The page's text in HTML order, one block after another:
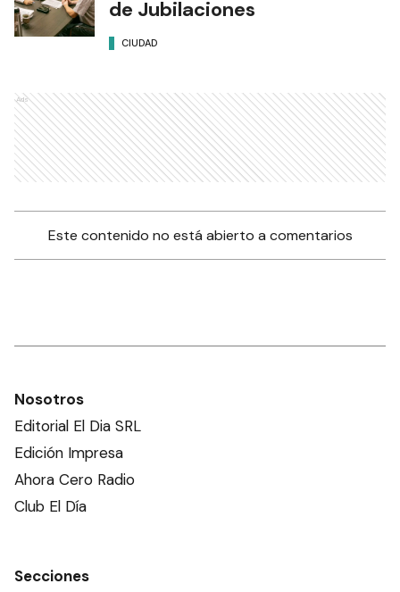
de Jubilaciones
CIUDAD
Ads
Este contenido no está abierto a comentarios
Nosotros
Editorial El Dia SRL
Edición Impresa
Ahora Cero Radio
Club El Día
Secciones